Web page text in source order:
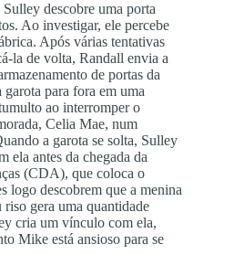
descobre uma porta
Ao investigar, ele percebe
Após várias tentativas
la de volta, Randall envia a
de portas da
para fora em uma
ao interromper o
Celia Mae, num
a garota se solta, Sulley
ela antes da chegada da
(CDA), que coloca o
logo descobrem que a menina
riso gera uma quantidade
cria um vínculo com ela,
Mike está ansioso para se